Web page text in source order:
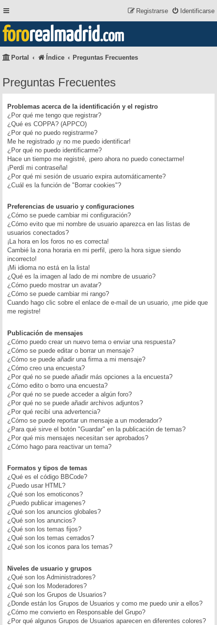
Identificarse
Registrarse
fororealmadrid.com
Portal Índice Preguntas Frecuentes
Preguntas Frecuentes
Problemas acerca de la identificación y el registro
¿Por qué me tengo que registrar?
¿Qué es COPPA? (APPCO)
¿Por qué no puedo registrarme?
Me he registrado ¡y no me puedo identificar!
¿Por qué no puedo identificarme?
Hace un tiempo me registré, ¡pero ahora no puedo conectarme!
¡Perdí mi contraseña!
¿Por qué mi sesión de usuario expira automáticamente?
¿Cuál es la función de "Borrar cookies"?
Preferencias de usuario y configuraciones
¿Cómo se puede cambiar mi configuración?
¿Cómo evito que mi nombre de usuario aparezca en las listas de
usuarios conectados?
¡La hora en los foros no es correcta!
Cambié la zona horaria en mi perfil, ¡pero la hora sigue siendo
incorrecto!
¡Mi idioma no está en la lista!
¿Qué es la imagen al lado de mi nombre de usuario?
¿Cómo puedo mostrar un avatar?
¿Cómo se puede cambiar mi rango?
Cuando hago clic sobre el enlace de e-mail de un usuario, ¡me pide que
me registre!
Publicación de mensajes
¿Cómo puedo crear un nuevo tema o enviar una respuesta?
¿Cómo se puede editar o borrar un mensaje?
¿Cómo se puede añadir una firma a mi mensaje?
¿Cómo creo una encuesta?
¿Por qué no se puede añadir más opciones a la encuesta?
¿Cómo edito o borro una encuesta?
¿Por qué no se puede acceder a algún foro?
¿Por qué no se puede añadir archivos adjuntos?
¿Por qué recibí una advertencia?
¿Cómo se puede reportar un mensaje a un moderador?
¿Para qué sirve el botón "Guardar" en la publicación de temas?
¿Por qué mis mensajes necesitan ser aprobados?
¿Cómo hago para reactivar un tema?
Formatos y tipos de temas
¿Qué es el código BBCode?
¿Puedo usar HTML?
¿Qué son los emoticonos?
¿Puedo publicar imagenes?
¿Qué son los anuncios globales?
¿Qué son los anuncios?
¿Qué son los temas fijos?
¿Qué son los temas cerrados?
¿Qué son los iconos para los temas?
Niveles de usuario y grupos
¿Qué son los Administradores?
¿Qué son los Moderadores?
¿Qué son los Grupos de Usuarios?
¿Donde están los Grupos de Usuarios y como me puedo unir a ellos?
¿Cómo me convierto en Responsable del Grupo?
¿Por qué algunos Grupos de Usuarios aparecen en diferentes colores?